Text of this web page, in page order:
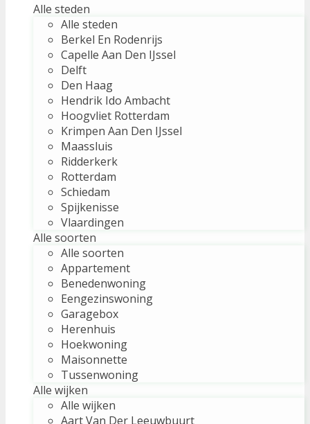
Alle steden
Alle steden
Berkel En Rodenrijs
Capelle Aan Den IJssel
Delft
Den Haag
Hendrik Ido Ambacht
Hoogvliet Rotterdam
Krimpen Aan Den IJssel
Maassluis
Ridderkerk
Rotterdam
Schiedam
Spijkenisse
Vlaardingen
Alle soorten
Alle soorten
Appartement
Benedenwoning
Eengezinswoning
Garagebox
Herenhuis
Hoekwoning
Maisonnette
Tussenwoning
Alle wijken
Alle wijken
Aart Van Der Leeuwbuurt